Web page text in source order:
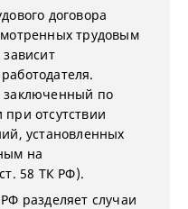
договора
трудовым
заключенный по
отсутствии
установленных
на
58 ТК РФ).
разделяет случаи